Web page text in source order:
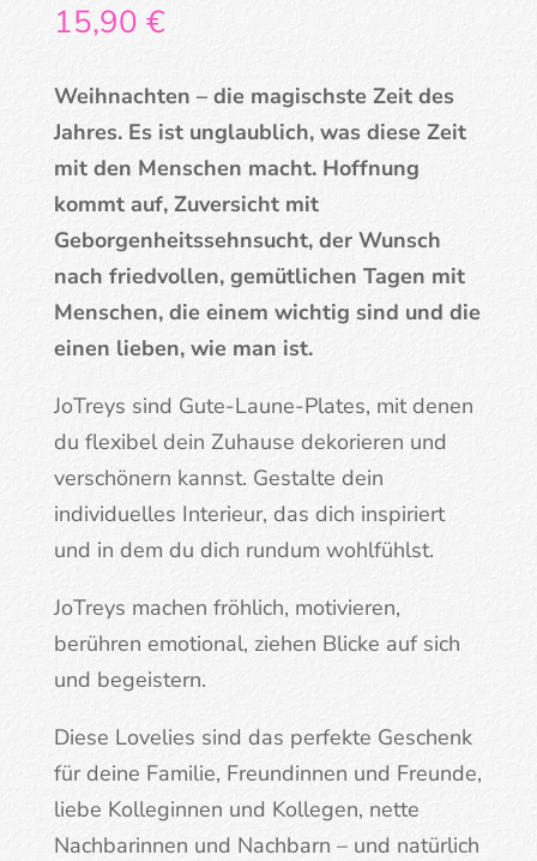
15,90 €
Weihnachten – die magischste Zeit des
Jahres. Es ist unglaublich, was diese Zeit
mit den Menschen macht. Hoffnung
kommt auf, Zuversicht mit
Geborgenheitssehnsucht, der Wunsch
nach friedvollen, gemütlichen Tagen mit
Menschen, die einem wichtig sind und die
einen lieben, wie man ist.
JoTreys sind Gute-Laune-Plates, mit denen
du flexibel dein Zuhause dekorieren und
verschönern kannst. Gestalte dein
individuelles Interieur, das dich inspiriert
und in dem du dich rundum wohlfühlst.
JoTreys machen fröhlich, motivieren,
berühren emotional, ziehen Blicke auf sich
und begeistern.
Diese Lovelies sind das perfekte Geschenk
für deine Familie, Freundinnen und Freunde,
liebe Kolleginnen und Kollegen, nette
Nachbarinnen und Nachbarn – und natürlich